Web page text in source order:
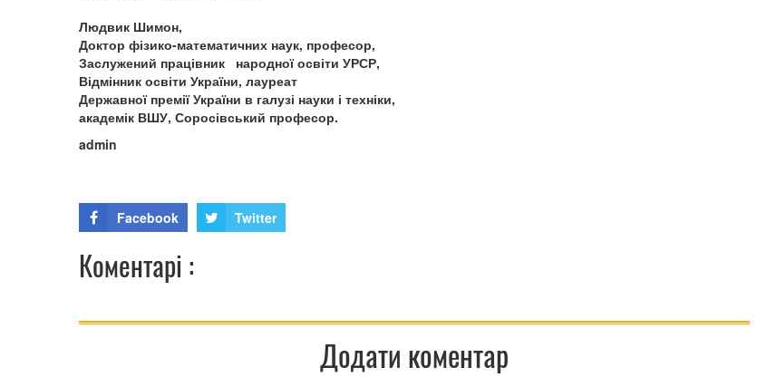
Людвик Шимон,
Доктор фізико-математичних наук, професор,
Заслужений працівник народної освіти УРСР,
Відмінник освіти України, лауреат
Державної премії України в галузі науки і техніки,
академік ВШУ, Соросівський професор.
admin
Facebook Twitter
Коментарі :
Додати коментар